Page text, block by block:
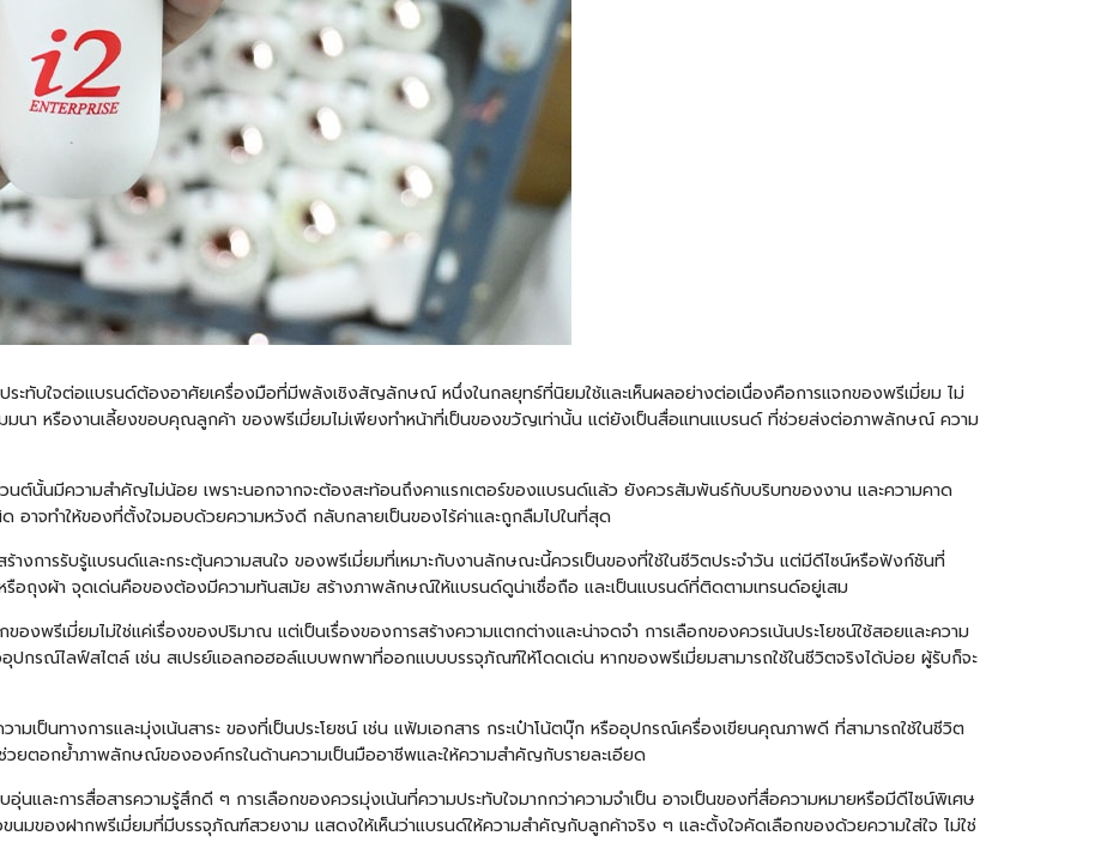
ประทับใจต่อแบรนด์ต้องอาศัยเครื่องมือที่มีพลังเชิงสัญลักษณ์ หนึ่งในกลยุทธ์ที่นิยมใช้และเห็นผลอย่างต่อเนื่องคือการแจกของพรีเมี่ยม ไม่
มนา หรืองานเลี้ยงขอบคุณลูกค้า ของพรีเมี่ยมไม่เพียงทำหน้าที่เป็นของขวัญเท่านั้น แต่ยังเป็นสื่อแทนแบรนด์ ที่ช่วยส่งต่อภาพลักษณ์ ความ
วนต์นั้นมีความสำคัญไม่น้อย เพราะนอกจากจะต้องสะท้อนถึงคาแรกเตอร์ของแบรนด์แล้ว ยังควรสัมพันธ์กับบริบทของงาน และความคาด
อาจทำให้ของที่ตั้งใจมอบด้วยความหวังดี กลับกลายเป็นของไร้ค่าและถูกลืมไปในที่สุด
างการรับรู้แบรนด์และกระตุ้นความสนใจ ของพรีเมี่ยมที่เหมาะกับงานลักษณะนี้ควรเป็นของที่ใช้ในชีวิตประจำวัน แต่มีดีไซน์หรือฟังก์ชันที่
รือถุงผ้า จุดเด่นคือของต้องมีความทันสมัย สร้างภาพลักษณ์ให้แบรนด์ดูน่าเชื่อถือ และเป็นแบรนด์ที่ติดตามเทรนด์อยู่เสม
งพรีเมี่ยมไม่ใช่แค่เรื่องของปริมาณ แต่เป็นเรื่องของการสร้างความแตกต่างและน่าจดจำ การเลือกของควรเน้นประโยชน์ใช้สอยและความ
กรณ์ไลฟ์สไตล์ เช่น สเปรย์แอลกอฮอล์แบบพกพาที่ออกแบบบรรจุภัณฑ์ให้โดดเด่น หากของพรีเมี่ยมสามารถใช้ในชีวิตจริงได้บ่อย ผู้รับก็จะ
เป็นทางการและมุ่งเน้นสาระ ของที่เป็นประโยชน์ เช่น แฟ้มเอกสาร กระเป๋าโน้ตบุ๊ก หรืออุปกรณ์เครื่องเขียนคุณภาพดี ที่สามารถใช้ในชีวิต
วยตอกย้ำภาพลักษณ์ขององค์กรในด้านความเป็นมืออาชีพและให้ความสำคัญกับรายละเอียด
และการสื่อสารความรู้สึกดี ๆ การเลือกของควรมุ่งเน้นที่ความประทับใจมากกว่าความจำเป็น อาจเป็นของที่สื่อความหมายหรือมีดีไซน์พิเศษ
นมของฝากพรีเมี่ยมที่มีบรรจุภัณฑ์สวยงาม แสดงให้เห็นว่าแบรนด์ให้ความสำคัญกับลูกค้าจริง ๆ และตั้งใจคัดเลือกของด้วยความใส่ใจ ไม่ใช่